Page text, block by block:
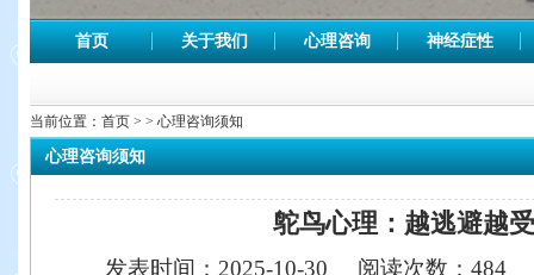
首页 关于我们 心理咨询 神经症性
当前位置： 首页 > > 心理咨询须知
心理咨询须知
鸵鸟心理：越逃避越
发表时间： 2025-10-30 阅读次数： 484